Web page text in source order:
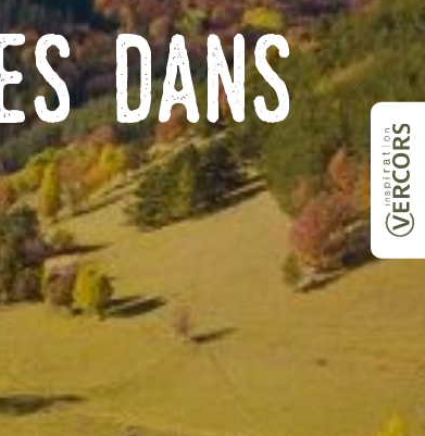
dans